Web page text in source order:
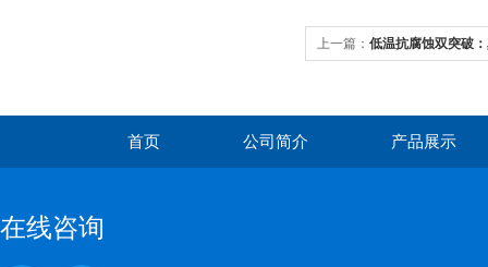
上一篇： 低温抗腐蚀双突破
首页 公司简介 产品展示
在线咨询